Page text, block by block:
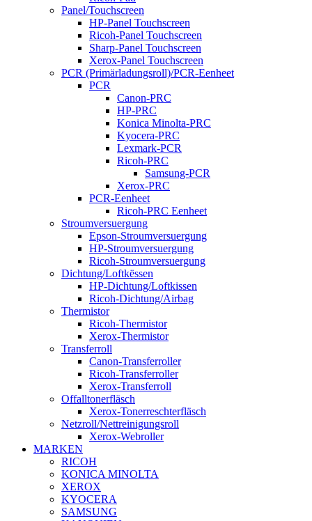
Panel/Touchscreen
HP-Panel Touchscreen
Ricoh-Panel Touchscreen
Sharp-Panel Touchscreen
Xerox-Panel Touchscreen
PCR (Primärladungsroll)/PCR-Eenheet
PCR
Canon-PRC
HP-PRC
Konica Minolta-PRC
Kyocera-PRC
Lexmark-PCR
Ricoh-PRC
Samsung-PCR
Xerox-PRC
PCR-Eenheet
Ricoh-PRC Eenheet
Stroumversuergung
Epson-Stroumversuergung
HP-Stroumversuergung
Ricoh-Stroumversuergung
Dichtung/Loftkëssen
HP-Dichtung/Loftkissen
Ricoh-Dichtung/Airbag
Thermistor
Ricoh-Thermistor
Xerox-Thermistor
Transferroll
Canon-Transferroller
Ricoh-Transferroller
Xerox-Transferroll
Offalltonerfläsch
Xerox-Tonerreschterfläsch
Netzroll/Nettreinigungsroll
Xerox-Webroller
MARKEN
RICOH
KONICA MINOLTA
XEROX
KYOCERA
SAMSUNG